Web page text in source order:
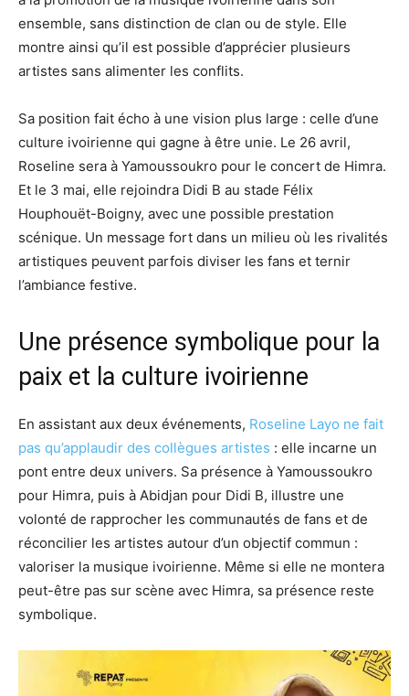
ensemble, sans distinction de clan ou de style. Elle
montre ainsi qu’il est possible d’apprécier plusieurs
artistes sans alimenter les conflits.
Sa position fait écho à une vision plus large : celle d’une
culture ivoirienne qui gagne à être unie. Le 26 avril,
Roseline sera à Yamoussoukro pour le concert de Himra.
Et le 3 mai, elle rejoindra Didi B au stade Félix
Houphouët-Boigny, avec une possible prestation
scénique. Un message fort dans un milieu où les rivalités
artistiques peuvent parfois diviser les fans et ternir
l’ambiance festive.
Une présence symbolique pour la
paix et la culture ivoirienne
En assistant aux deux événements, Roseline Layo ne fait
pas qu’applaudir des collègues artistes : elle incarne un
pont entre deux univers. Sa présence à Yamoussoukro
pour Himra, puis à Abidjan pour Didi B, illustre une
volonté de rapprocher les communautés de fans et de
réconcilier les artistes autour d’un objectif commun :
valoriser la musique ivoirienne. Même si elle ne montera
peut-être pas sur scène avec Himra, sa présence reste
symbolique.